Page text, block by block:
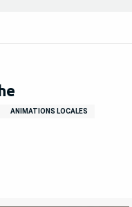
ANIMATIONS LOCALES